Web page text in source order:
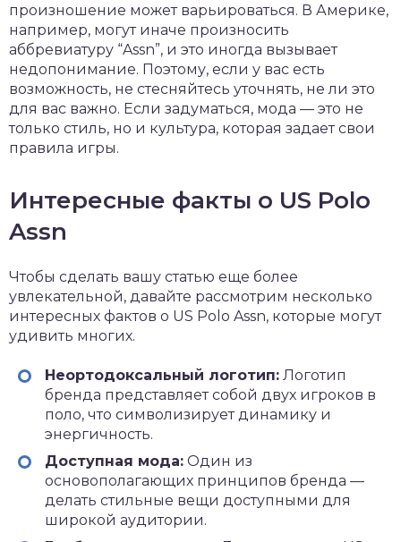
произношение может варьироваться. В Америке,
например, могут иначе произносить
аббревиатуру “Assn”, и это иногда вызывает
недопонимание. Поэтому, если у вас есть
возможность, не стесняйтесь уточнять, не ли это
для вас важно. Если задуматься, мода — это не
только стиль, но и культура, которая задает свои
правила игры.
Интересные факты о US Polo
Assn
Чтобы сделать вашу статью еще более
увлекательной, давайте рассмотрим несколько
интересных фактов о US Polo Assn, которые могут
удивить многих.
Неортодоксальный логотип: Логотип
бренда представляет собой двух игроков в
поло, что символизирует динамику и
энергичность.
Доступная мода: Один из
основополагающих принципов бренда —
делать стильные вещи доступными для
широкой аудитории.